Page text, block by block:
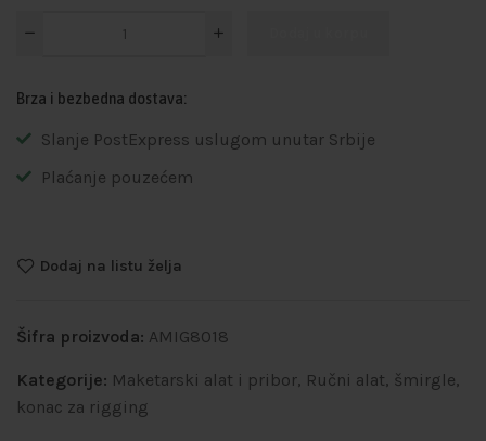
Brza i bezbedna dostava:
Slanje PostExpress uslugom unutar Srbije
Plaćanje pouzećem
Dodaj na listu želja
Šifra proizvoda: AMIG8018
Kategorije: Maketarski alat i pribor, Ručni alat, šmirgle,
konac za rigging